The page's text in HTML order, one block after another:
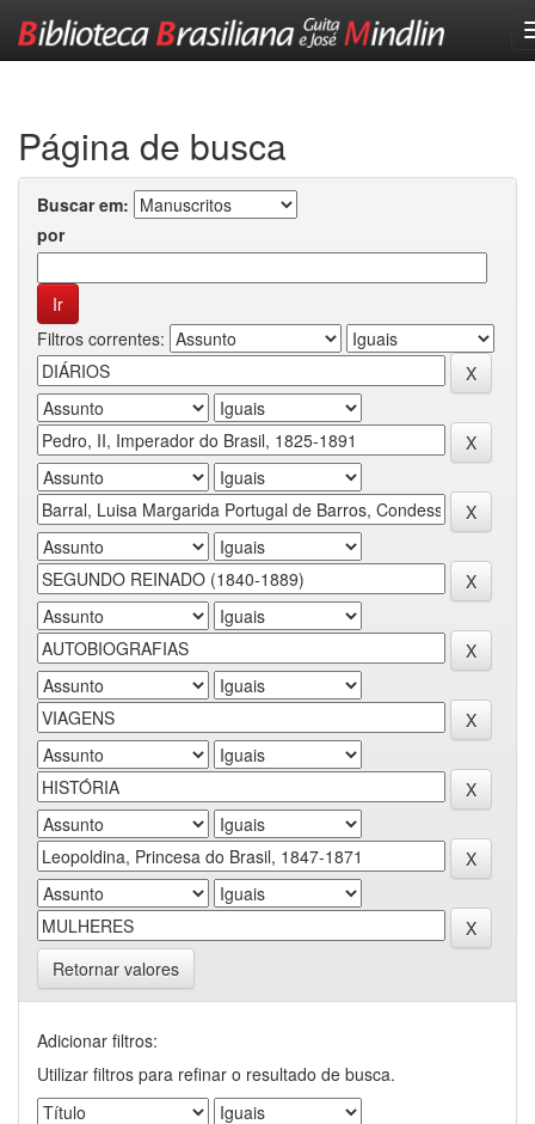
Página de busca
Buscar em:
por
Filtros correntes:
Retornar valores
Adicionar filtros:
Utilizar filtros para refinar o resultado de busca.